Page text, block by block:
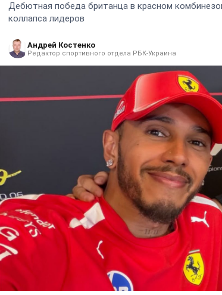
Дебютная победа британца в красном
коллапса лидеров
Андрей Костенко
Редактор спортивного отдела РБК-Украина